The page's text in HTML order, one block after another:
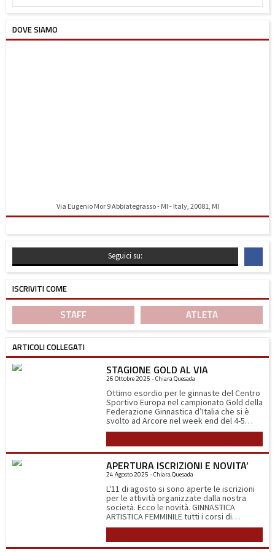
DOVE SIAMO
Via Eugenio Mor 9 Abbiategrasso - MI - Italy, 20081, MI
Seguici su:
ISCRIVITI COME
STAFF ATLETA
ARTICOLI COLLEGATI
STAGIONE GOLD AL VIA
26 Ottobre 2025 - Chiara Quesada
Ottimo esordio per le ginnaste del Centro
Sportivo Europa nel campionato Gold della
Federazione Ginnastica d’Italia che si è
svolto ad Arcore nel week end del 4-5
ottobre. Sabato 4 alle 11.00 del mattino
squadra Gold 3b (2014-2012) composta da
Linda Abbà, Matilde Bertoli, Lara
Dell’Acqua, Camilla Fanzago e Giulia
Terraneo. La gara inizia all’attrezzo più
temuto, la trave, nella quale le ginnaste
devono eseguire i loro esercizi ad 1,2
metro da terra su una superficie di 10 cm.
Per tutte ottime esecuzioni che
dimostrano la loro determinazione. Si
prosegue poi con il corpo libero dove
grazie alla loro eleganza ed espressività
ottengono i complimenti della giuria, al
APERTURA ISCRIZIONI E NOVITA’
24 Agosto 2025 - Chiara Quesada
L'11 di agosto si sono aperte le iscrizioni
per le attività organizzate dalla nostra
società. Ecco le novità. GINNASTICA
ARTISTICA FEMMINILE tutti i corsi di
avviamento alla disciplina sono stati
Dio di Abbiategrasso nei giorni di lunedì,